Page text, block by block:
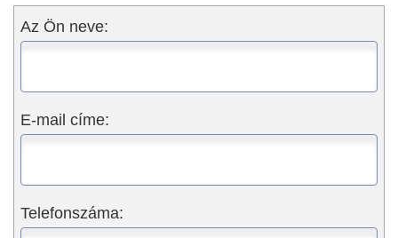
Az Ön neve:
E-mail címe:
Telefonszáma: